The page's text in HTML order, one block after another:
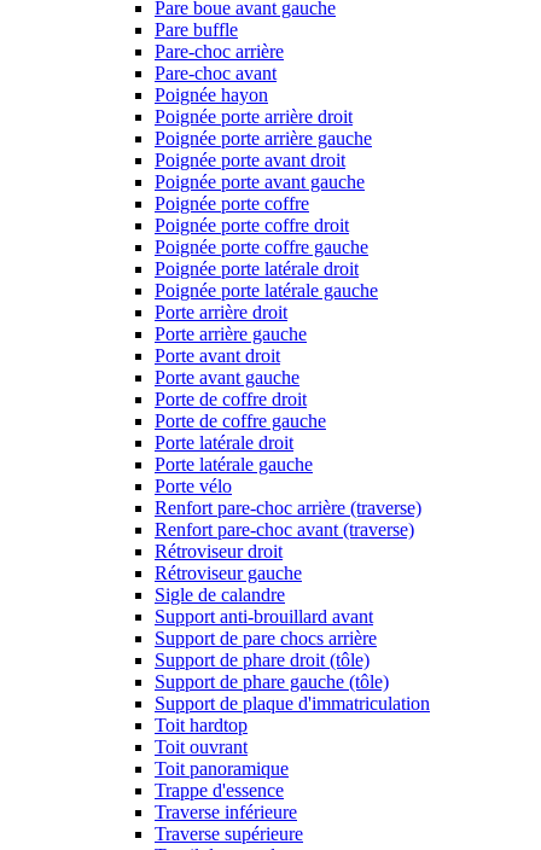
Pare boue avant gauche
Pare buffle
Pare-choc arrière
Pare-choc avant
Poignée hayon
Poignée porte arrière droit
Poignée porte arrière gauche
Poignée porte avant droit
Poignée porte avant gauche
Poignée porte coffre
Poignée porte coffre droit
Poignée porte coffre gauche
Poignée porte latérale droit
Poignée porte latérale gauche
Porte arrière droit
Porte arrière gauche
Porte avant droit
Porte avant gauche
Porte de coffre droit
Porte de coffre gauche
Porte latérale droit
Porte latérale gauche
Porte vélo
Renfort pare-choc arrière (traverse)
Renfort pare-choc avant (traverse)
Rétroviseur droit
Rétroviseur gauche
Sigle de calandre
Support anti-brouillard avant
Support de pare chocs arrière
Support de phare droit (tôle)
Support de phare gauche (tôle)
Support de plaque d'immatriculation
Toit hardtop
Toit ouvrant
Toit panoramique
Trappe d'essence
Traverse inférieure
Traverse supérieure